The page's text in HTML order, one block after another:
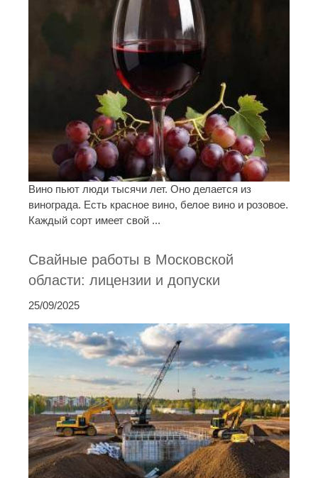
Вино пьют люди тысячи лет. Оно делается из
винограда. Есть красное вино, белое вино и розовое.
Каждый сорт имеет свой ...
Свайные работы в Московской
области: лицензии и допуски
25/09/2025